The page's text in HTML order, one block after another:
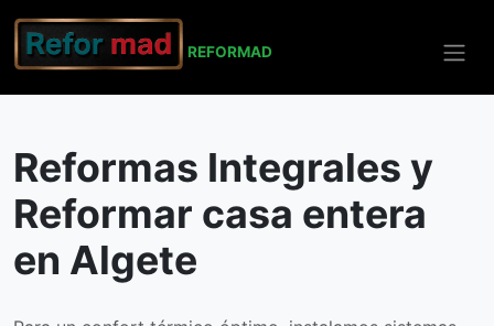
REFORMAD
Inicio Algete Reformas Integrales
Reformas Integrales y
Reformar casa entera
en Algete